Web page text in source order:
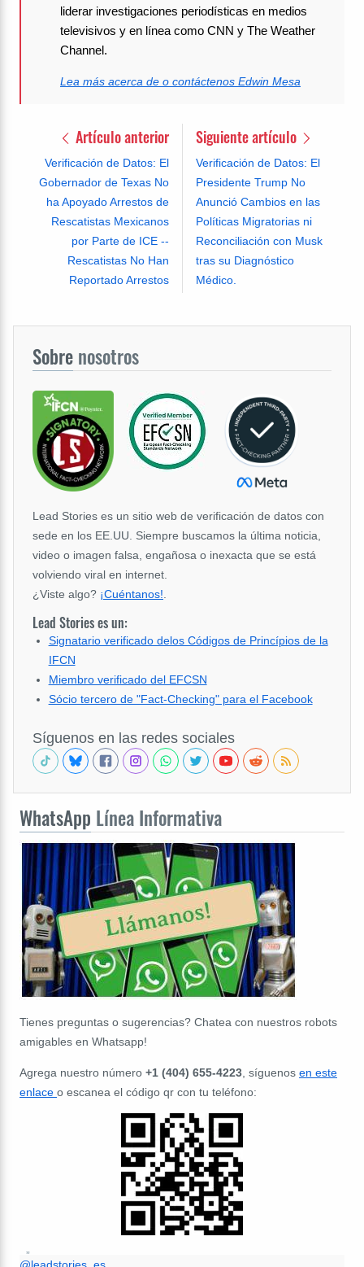
liderar investigaciones periodísticas en medios
televisivos y en línea como CNN y The Weather
Channel.
Lea más acerca de o contáctenos Edwin Mesa
Artículo anterior
Verificación de Datos: El
Gobernador de Texas No
ha Apoyado Arrestos de
Rescatistas Mexicanos
por Parte de ICE --
Rescatistas No Han
Reportado Arrestos
Siguiente artículo
Verificación de Datos: El
Presidente Trump No
Anunció Cambios en las
Políticas Migratorias ni
Reconciliación con Musk
tras su Diagnóstico
Médico.
Sobre nosotros
Lead Stories es un sitio web de verificación de datos con
sede en los EE.UU. Siempre buscamos la última noticia,
video o imagen falsa, engañosa o inexacta que se está
volviendo viral en internet.
¿Viste algo? ¡Cuéntanos!
Lead Stories es un:
Signatario verificado delos Códigos de Princípios de la
IFCN
Miembro verificado del EFCSN
Sócio tercero de "Fact-Checking" para el Facebook
Síguenos en las redes sociales
WhatsApp Línea Informativa
Tienes preguntas o sugerencias? Chatea con nuestros robots
amigables en Whatsapp!
Agrega nuestro número +1 (404) 655-4223 , síguenos en este
enlace o escanea el código qr con tu teléfono: